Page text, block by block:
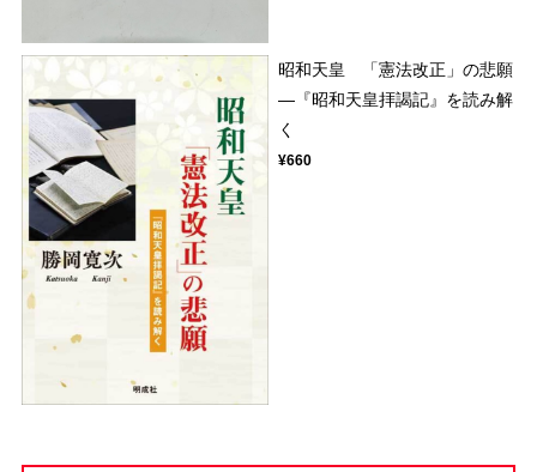
昭和天皇 「憲法改正」の悲願
―『昭和天皇拝謁記』を読み解
く
¥660